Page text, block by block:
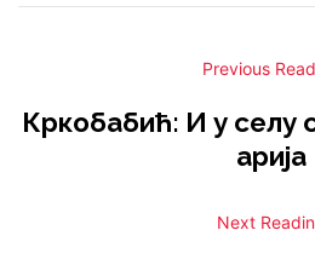
Previous
Кркобабић: И у селу
арија
Next